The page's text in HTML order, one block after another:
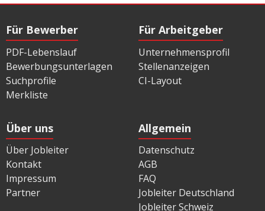
Für Bewerber
PDF-Lebenslauf
Bewerbungsunterlagen
Suchprofile
Merkliste
Für Arbeitgeber
Unternehmensprofil
Stellenanzeigen
CI-Layout
Über uns
Über Jobleiter
Kontakt
Impressum
Partner
Allgemein
Datenschutz
AGB
FAQ
Jobleiter Deutschland
Jobleiter Schweiz